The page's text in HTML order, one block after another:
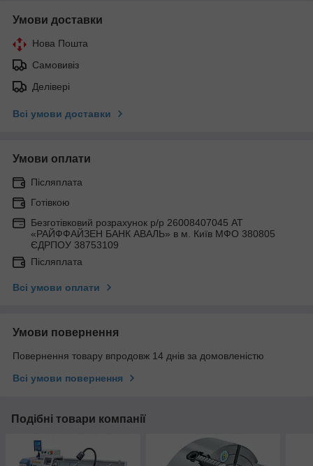
Умови доставки
Нова Пошта
Самовивіз
Делівері
Всі умови доставки
Умови оплати
Післяплата
Готівкою
Безготівковий розрахунок р/р 26008407045 АТ
«РАЙФФАЙЗЕН БАНК АВАЛЬ» в м. Київ МФО 380805
ЄДРПОУ 38753109
Післяплата
Всі умови оплати
Умови повернення
Повернення товару впродовж 14 днів за домовленістю
Всі умови повернення
Подібні товари компанії